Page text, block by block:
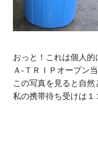
おっと！これは個人
Ａ-ＴＲＩＰオープン当
この写真を見ると自然
私の携帯待ち受けは１